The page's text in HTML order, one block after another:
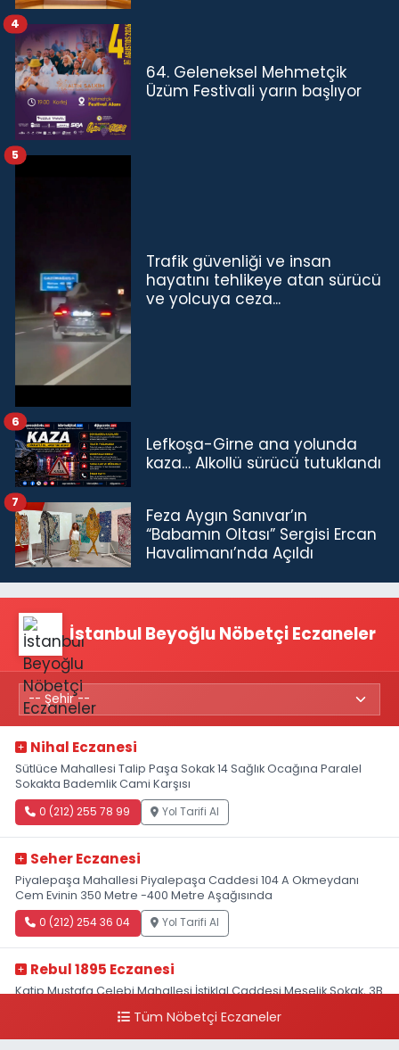
64. Geleneksel Mehmetçik
Üzüm Festivali yarın başlıyor
4
Trafik güvenliği ve insan
hayatını tehlikeye atan sürücü
ve yolcuya ceza...
5
Lefkoşa-Girne ana yolunda
kaza… Alkollü sürücü tutuklandı
6
Feza Aygın Sanıvar’ın
“Babamın Oltası” Sergisi Ercan
Havalimanı’nda Açıldı
7
İstanbul Beyoğlu Nöbetçi Eczaneler
Nihal Eczanesi
Sütlüce Mahallesi Talip Paşa Sokak 14 Sağlık Ocağına Paralel
Sokakta Bademlik Cami Karşısı
0 (212) 255 78 99 Yol Tarifi Al
Seher Eczanesi
Piyalepaşa Mahallesi Piyalepaşa Caddesi 104 A Okmeydanı
Cem Evinin 350 Metre -400 Metre Aşağısında
0 (212) 254 36 04 Yol Tarifi Al
Rebul 1895 Eczanesi
Katip Mustafa Çelebi Mahallesi İstiklal Caddesi Meşelik Sokak, 3B
Tüm Nöbetçi Eczaneler